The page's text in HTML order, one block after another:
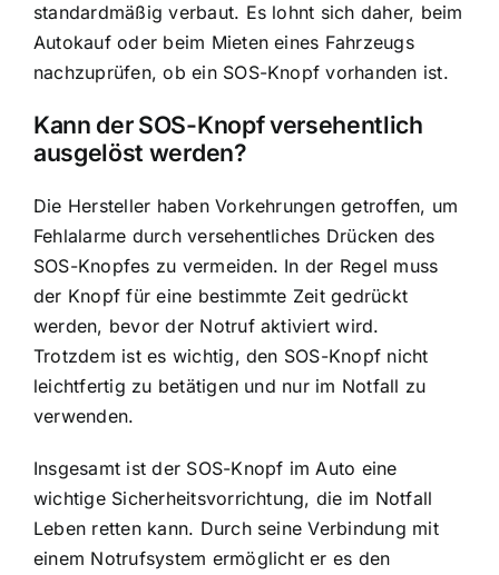
standardmäßig verbaut. Es lohnt sich daher, beim
Autokauf oder beim Mieten eines Fahrzeugs
nachzuprüfen, ob ein SOS-Knopf vorhanden ist.
Kann der SOS-Knopf versehentlich
ausgelöst werden?
Die Hersteller haben Vorkehrungen getroffen, um
Fehlalarme durch versehentliches Drücken des
SOS-Knopfes zu vermeiden. In der Regel muss
der Knopf für eine bestimmte Zeit gedrückt
werden, bevor der Notruf aktiviert wird.
Trotzdem ist es wichtig, den SOS-Knopf nicht
leichtfertig zu betätigen und nur im Notfall zu
verwenden.
Insgesamt ist der SOS-Knopf im Auto eine
wichtige Sicherheitsvorrichtung, die im Notfall
Leben retten kann. Durch seine Verbindung mit
einem Notrufsystem ermöglicht er es den